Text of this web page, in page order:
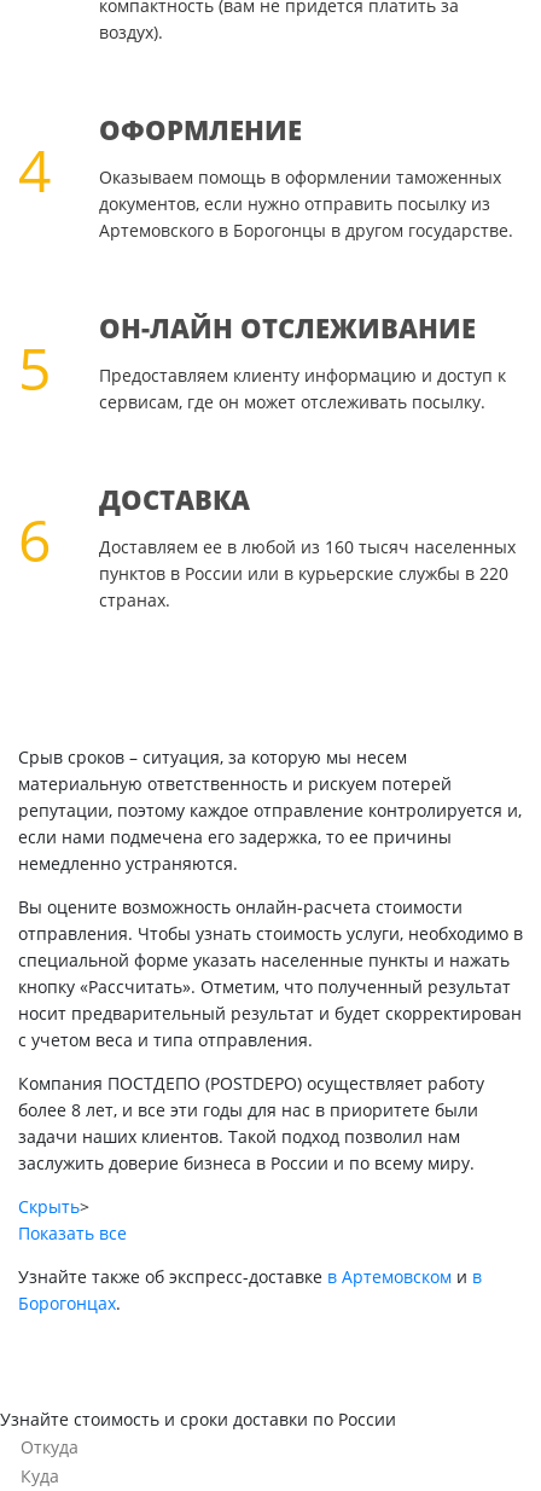
компактность (вам не придется платить за
воздух).
4
ОФОРМЛЕНИЕ
Оказываем помощь в оформлении таможенных
документов, если нужно отправить посылку из
Артемовского в Борогонцы в другом государстве.
5
ОН-ЛАЙН ОТСЛЕЖИВАНИЕ
Предоставляем клиенту информацию и доступ к
сервисам, где он может отслеживать посылку.
6
ДОСТАВКА
Доставляем ее в любой из 160 тысяч населенных
пунктов в России или в курьерские службы в 220
странах.
Срыв сроков – ситуация, за которую мы несем
материальную ответственность и рискуем потерей
репутации, поэтому каждое отправление контролируется и,
если нами подмечена его задержка, то ее причины
немедленно устраняются.
Вы оцените возможность онлайн-расчета стоимости
отправления. Чтобы узнать стоимость услуги, необходимо в
специальной форме указать населенные пункты и нажать
кнопку «Рассчитать». Отметим, что полученный результат
носит предварительный результат и будет скорректирован
с учетом веса и типа отправления.
Компания ПОСТДЕПО (POSTDEPO) осуществляет работу
более 8 лет, и все эти годы для нас в приоритете были
задачи наших клиентов. Такой подход позволил нам
заслужить доверие бизнеса в России и по всему миру.
Скрыть>
Показать все
Узнайте также об экспресс-доставке в Артемовском и в
Борогонцах.
Узнайте стоимость и сроки доставки по России